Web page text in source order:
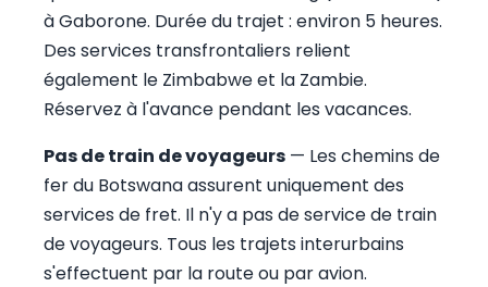
à Gaborone. Durée du trajet : environ 5 heures.
Des services transfrontaliers relient
également le Zimbabwe et la Zambie.
Réservez à l'avance pendant les vacances.
Pas de train de voyageurs — Les chemins de
fer du Botswana assurent uniquement des
services de fret. Il n'y a pas de service de train
de voyageurs. Tous les trajets interurbains
s'effectuent par la route ou par avion.